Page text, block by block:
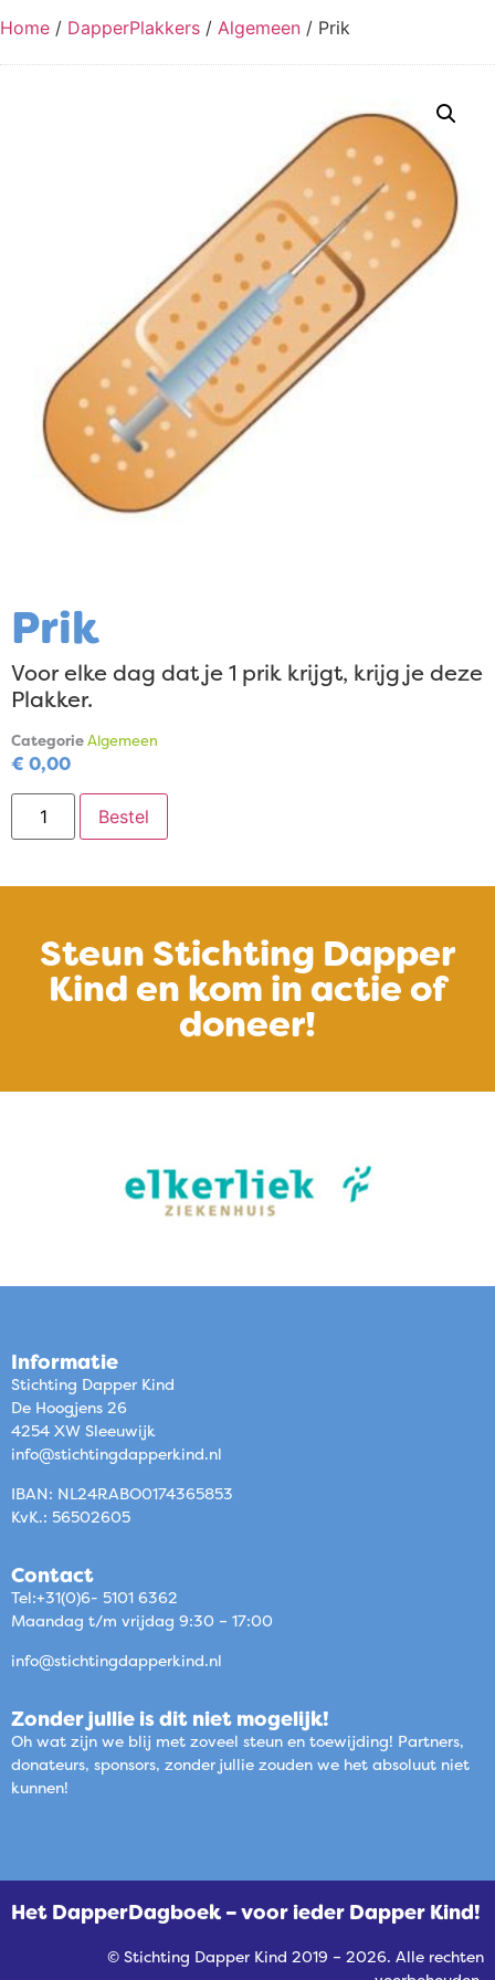
Home / DapperPlakkers / Algemeen / Prik
Prik
Voor elke dag dat je 1 prik krijgt, krijg je deze
Plakker.
CategorieAlgemeen
€ 0,00
Bestel
Steun Stichting Dapper
Kind en kom in actie of
doneer!
Informatie
Stichting Dapper Kind
De Hoogjens 26
4254 XW Sleeuwijk
info@stichtingdapperkind.nl
IBAN: NL24RABO0174365853
KvK.: 56502605
Contact
Tel:+31(0)6- 5101 6362
Maandag t/m vrijdag 9:30 – 17:00
info@stichtingdapperkind.nl
Zonder jullie is dit niet mogelijk!
Oh wat zijn we blij met zoveel steun en toewijding! Partners,
donateurs, sponsors, zonder jullie zouden we het absoluut niet
kunnen!
Het DapperDagboek – voor ieder Dapper Kind!
© Stichting Dapper Kind 2019 – 2026. Alle rechten